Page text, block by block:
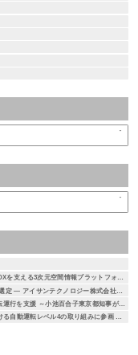
7月23日・24日開催「第7回 地域×Tech 東北」に出展します ～自治体DXを支える3次元空間情報プラットフォーム「DEXIO™」をご紹介～
つくば市がデジタル庁「自動運転社会実装先行的事業化地域事業」に選定 ― アイサンテクノロジー株式会社とA-Drive株式会社が本取り組みに参画 ―
アイサンテクノロジーとA-Drive、都営バス初となる大型バス自動運転運行を支援 ～小池百合子東京都知事が試乗、自動運転社会の実現に向けた取り組み～
総務省「地域社会DX推進パッケージ事業」に採択 京都府精華町における自動運転レベル4の取り組みに参画 ― 通信とAIを活用した遠隔監視による安全性・経済性の検証を実施 ―